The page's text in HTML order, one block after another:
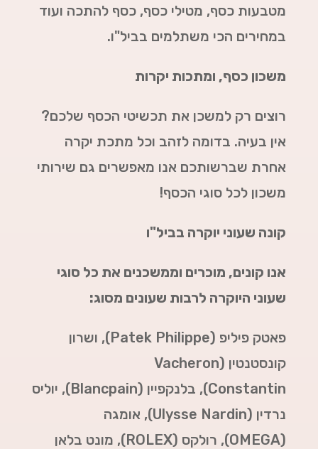
מטבעות כסף, מטילי כסף, כסף להתכה ועוד
במחירים הכי משתלמים בביל"ו.
משכון כסף, ומתכות יקרות
רוצים רק למשכן את תכשיטי הכסף שלכם?
אין בעיה. בדומה לזהב וכל מתכת יקרה
אחרת שברשותכם אנו מאפשרים גם שירותי
משכון לכל סוגי הכסף!
קונה שעוני יוקרה בביל"ו
אנו קונים, מוכרים וממשכנים את כל סוגי
שעוני היוקרה לרבות שעונים מסוג:
פאטק פיליפ (Patek Philippe),
ושרון
קונסטנטין (Vacheron
Constantin),
בלנקפיין (Blancpain),
יוליס
נרדין (Ulysse Nardin),
אומגה
(
OMEGA
), רולקס (ROLEX
), מונט בלאן